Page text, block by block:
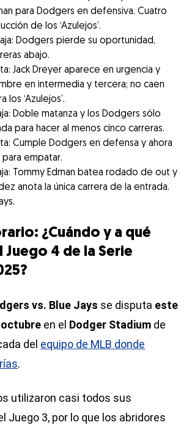
para Dodgers en defensiva. Cuatro
de los ‘Azulejos’.
Dodgers pierde su oportunidad,
abajo.
Jack Dreyer aparece en urgencia y
en intermedia y tercera; no caen
los ‘Azulejos’.
Doble matanza y los Dodgers sólo
para hacer al menos cinco carreras.
Cumple Dodgers en defensa y ahora
empatar.
Tommy Edman batea rodado de out y
anota la única carrera de la entrada.
¿Cuándo y a qué
Juego 4 de la Serie
vs. Blue Jays se disputa este
en el Dodger Stadium de
del equipo de MLB donde
.
utilizaron casi todos sus
Juego 3, por lo que los abridores